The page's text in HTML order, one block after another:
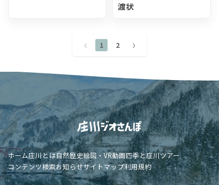
渡状
1 2
ホーム庄川とは自然歴史絵図・VR動画四季と庄川ツアー
コンテンツ検索お知らせサイトマップ利用規約